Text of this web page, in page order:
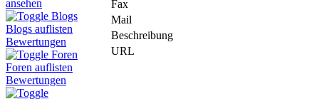
ansehen
Blogs
Blogs auflisten
Bewertungen
Foren
Foren auflisten
Bewertungen
Fax
Mail
Beschreibung
URL